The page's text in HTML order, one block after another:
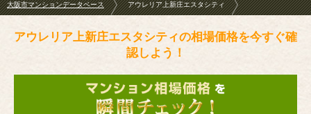
大阪市マンションデータベース アウレリア上新庄エスタシティ
アウレリア上新庄エスタシティの相場価格を今すぐ確
認しよう！